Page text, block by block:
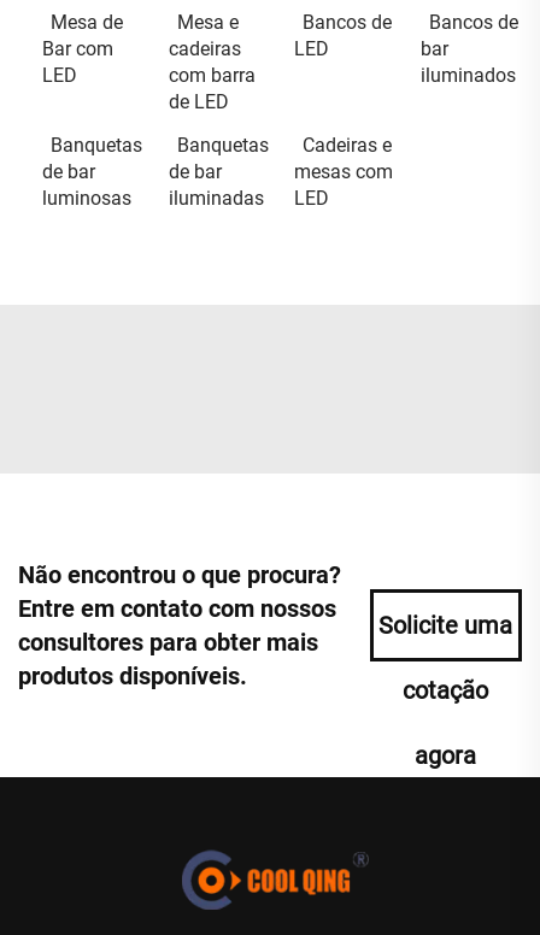
Mesa de
Bar com
LED
Mesa e
cadeiras
com barra
de LED
Bancos de
LED
Bancos de
bar
iluminados
Banquetas
de bar
luminosas
Banquetas
de bar
iluminadas
Cadeiras e
mesas com
LED
Não encontrou o que procura?
Entre em contato com nossos
consultores para obter mais
produtos disponíveis.
Solicite uma
cotação
agora